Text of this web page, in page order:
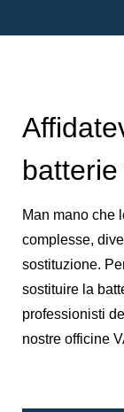
Man mano che
complesse,
sostituzione.
sostituire la
professionisti
nostre officine